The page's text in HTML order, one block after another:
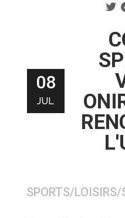
08
JUL
SPORTS/LOISIRS/